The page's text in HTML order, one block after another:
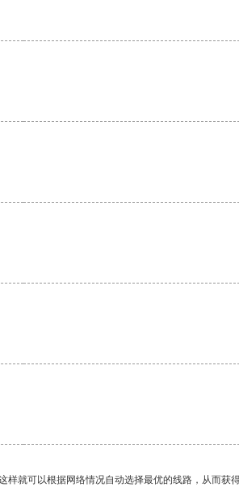
就可以根据网络情况自动选择最优的线路，从而获得